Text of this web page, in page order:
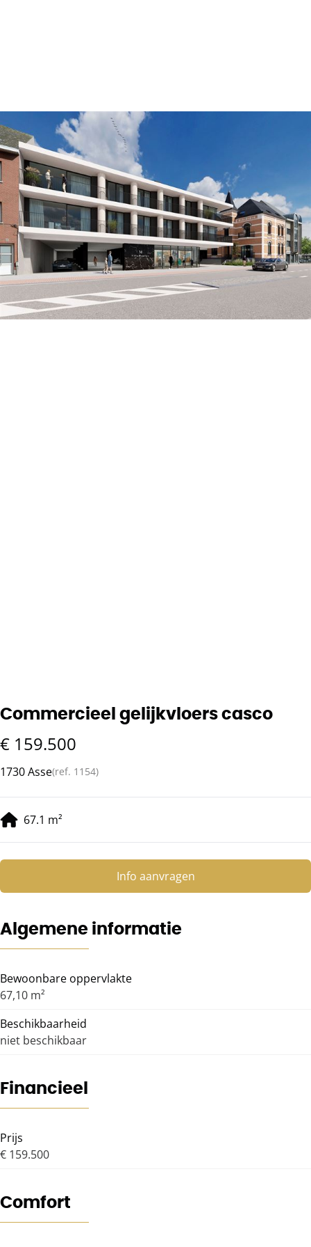
Commercieel gelijkvloers casco
€ 159.500
1730 Asse(ref. 1154)
67.1 m²
Info aanvragen
Algemene informatie
Bewoonbare oppervlakte
67,10 m²
Beschikbaarheid
niet beschikbaar
Financieel
Prijs
€ 159.500
Comfort